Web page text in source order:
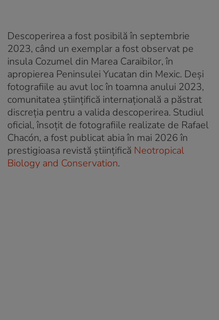
Descoperirea a fost posibilă în septembrie
2023, când un exemplar a fost observat pe
insula Cozumel din Marea Caraibilor, în
apropierea Peninsulei Yucatan din Mexic. Deși
fotografiile au avut loc în toamna anului 2023,
comunitatea științifică internațională a păstrat
discreția pentru a valida descoperirea. Studiul
oficial, însoțit de fotografiile realizate de Rafael
Chacón, a fost publicat abia în mai 2026 în
prestigioasa revistă științifică Neotropical
Biology and Conservation.